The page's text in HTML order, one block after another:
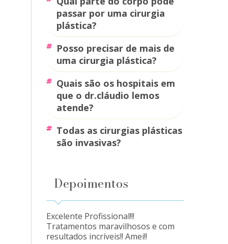
passar por uma cirurgia
plástica?
posso precisar de mais de
uma cirurgia plástica?
quais são os hospitais em
que o dr.cláudio lemos
atende?
todas as cirurgias plásticas
são invasivas?
Depoimentos
Excelente Profissional!!!
Tratamentos maravilhosos e com
resultados incríveis!! Amei!!